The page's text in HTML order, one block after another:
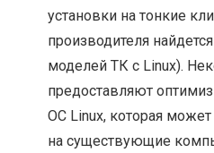
установки на тонкие
производителя
моделей ТК с Linux).
предоставляют
ОС Linux, которая
на существующие